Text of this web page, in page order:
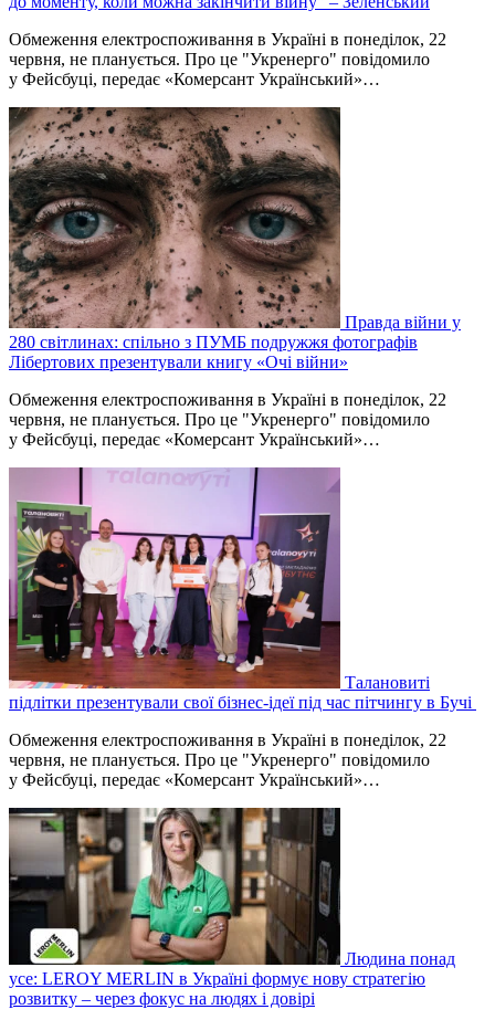
Обмеження електроспоживання в Україні в понеділок, 22
червня, не планується. Про це "Укренерго" повідомило
у Фейсбуці, передає «Комерсант Український»…
Правда війни у
280 світлинах: спільно з ПУМБ подружжя фотографів
Лібертових презентували книгу «Очі війни»
Обмеження електроспоживання в Україні в понеділок, 22
червня, не планується. Про це "Укренерго" повідомило
у Фейсбуці, передає «Комерсант Український»…
Талановиті
підлітки презентували свої бізнес-ідеї під час пітчингу в Бучі
Обмеження електроспоживання в Україні в понеділок, 22
червня, не планується. Про це "Укренерго" повідомило
у Фейсбуці, передає «Комерсант Український»…
Людина понад
усе: LEROY MERLIN в Україні формує нову стратегію
розвитку – через фокус на людях і довірі